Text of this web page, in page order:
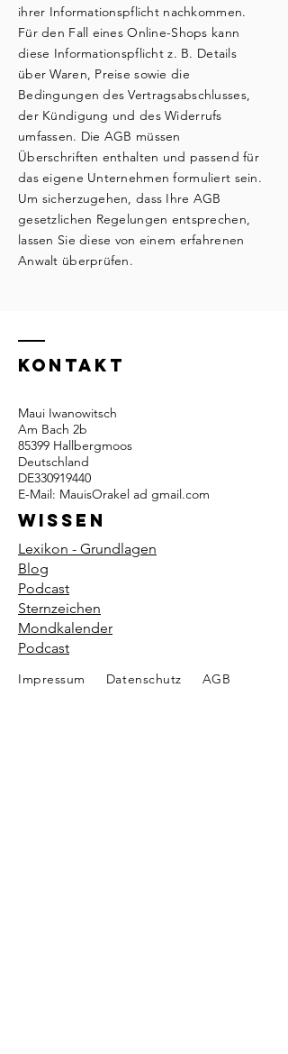
ihrer Informationspflicht nachkommen.
Für den Fall eines Online-Shops kann
diese Informationspflicht z. B. Details
über Waren, Preise sowie die
Bedingungen des Vertragsabschlusses,
der Kündigung und des Widerrufs
umfassen. Die AGB müssen
Überschriften enthalten und passend für
das eigene Unternehmen formuliert sein.
Um sicherzugehen, dass Ihre AGB
gesetzlichen Regelungen entsprechen,
lassen Sie diese von einem erfahrenen
Anwalt überprüfen.
KONTAKT
Maui Iwanowitsch
Am Bach 2b
85399 Hallbergmoos
Deutschland
DE330919440
E-Mail: MauisOrakel ad gmail.com
Wissen
Lexikon - Grundlagen
Blog
Podcast
Sternzeichen
Mondkalender
Podcast
Impressum Datenschutz AGB